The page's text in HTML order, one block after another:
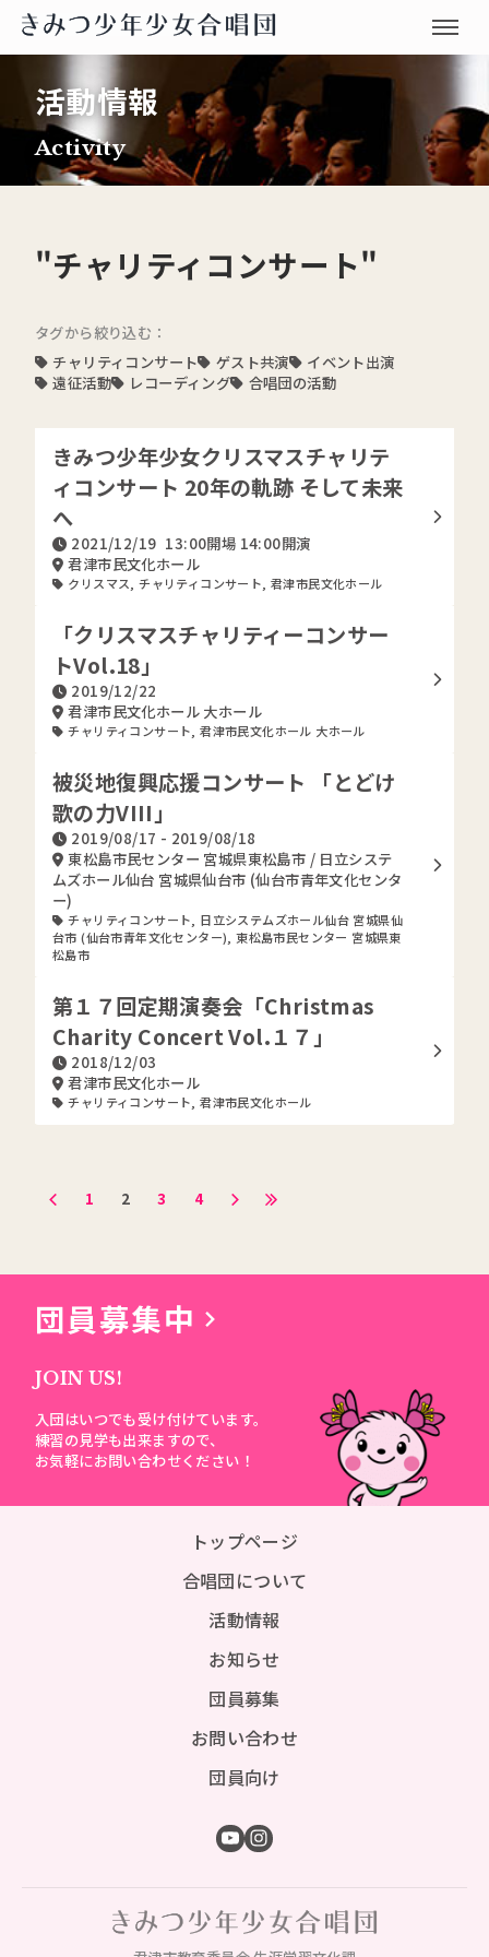
活動情報
Activity
"チャリティコンサート"
タグから絞り込む：
チャリティコンサート
ゲスト共演
イベント出演
遠征活動
レコーディング 合唱団の活動
きみつ少年少女クリスマスチャリテ
ィコンサート 20年の軌跡 そして未来
へ
2021/12/19 13:00開場 14:00開演
君津市民文化ホール
クリスマス ,チャリティコンサート ,君津市民文化ホール
「クリスマスチャリティーコンサー
トVol.18」
2019/12/22
君津市民文化ホール 大ホール
チャリティコンサート ,君津市民文化ホール 大ホール
被災地復興応援コンサート 「とどけ
歌の力VIII」
2019/08/17 - 2019/08/18
東松島市民センター 宮城県東松島市 / 日立システ
ムズホール仙台 宮城県仙台市 (仙台市青年文化センタ
ー)
チャリティコンサート
日立システムズホール仙台 宮城県仙
台市 (仙台市青年文化センター) ,東松島市民センター 宮城県東
松島市
第１７回定期演奏会「Christmas
Charity Concert Vol.１７」
2018/12/03
君津市民文化ホール
チャリティコンサート ,君津市民文化ホール
1 2 3 4
団員募集中
JOIN US!
入団はいつでも受け付けています。
練習の見学も出来ますので、
お気軽にお問い合わせください！
トップページ
合唱団について
活動情報
お知らせ
団員募集
お問い合わせ
団員向け